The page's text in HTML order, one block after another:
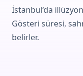
İstanbul’da
Gösteri süresi,
belirler.